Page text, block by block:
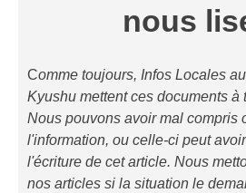
nous
Comme toujours, Infos Locales
Kyushu mettent ces documents à
Nous pouvons avoir mal compris
l'information, ou celle-ci peut
l'écriture de cet article. Nous
nos articles si la situation le